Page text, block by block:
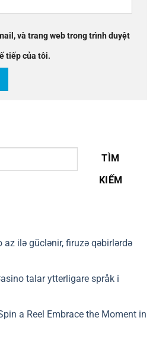
và trang web trong trình duyệt
tiếp của tôi.
TÌM
KIẾM
ilə güclənir, firuzə qəbirlərdə
talar ytterligare språk i
a Reel Embrace the Moment in